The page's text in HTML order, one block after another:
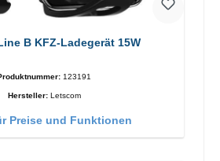
Letscom Line B KFZ-Ladegerät 15W
123191
Hersteller: Letscom
Preise und Funktionen